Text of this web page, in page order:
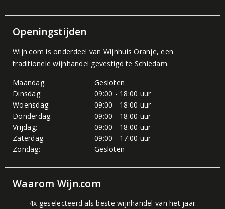
Openingstijden
Wijn.com is onderdeel van Wijnhuis Oranje, een
traditionele wijnhandel gevestigd te Schiedam.
Maandag:
Gesloten
Dinsdag:
09:00 - 18:00 uur
Woensdag:
09:00 - 18:00 uur
Donderdag:
09:00 - 18:00 uur
Vrijdag:
09:00 - 18:00 uur
Zaterdag:
09:00 - 17:00 uur
Zondag:
Gesloten
Waarom Wijn.com
4x geselecteerd als beste wijnhandel van het jaar.